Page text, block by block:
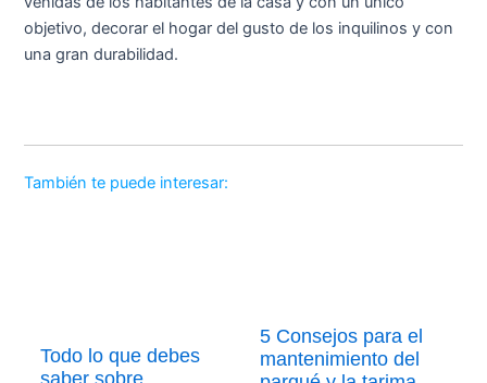
objetivo, decorar el hogar del gusto de los inquilinos y con
una gran durabilidad.
También te puede interesar:
Todo lo que debes
5 Consejos para el
mantenimiento del